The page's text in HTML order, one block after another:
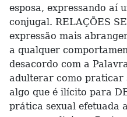
esposa, expressando aí
conjugal. RELAÇÕES
expressão mais
a qualquer
desacordo com a
adulterar como praticar
algo que é ilícito para
prática sexual efetuada